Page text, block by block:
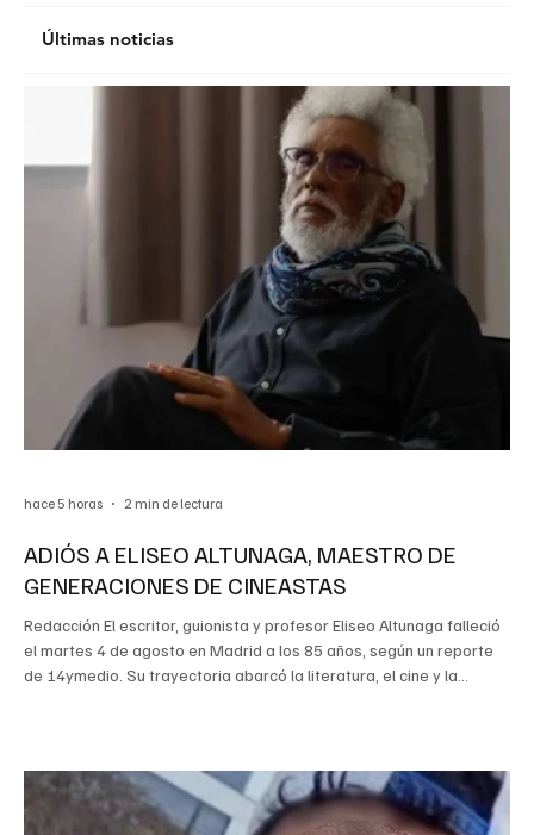
Últimas noticias
ADIÓS A ELISEO ALTUNAGA, MAESTRO DE
GENERACIONES DE CINEASTAS
Redacción El escritor, guionista y profesor Eliseo Altunaga falleció
el martes 4 de agosto en Madrid a los 85 años, según un reporte
de 14ymedio. Su trayectoria abarcó la literatura, el cine y la
que destacaron su labor en la formación de varias generaciones
de cineastas. Nacido en Camagüey e
hace 5 horas 2 min de lectura